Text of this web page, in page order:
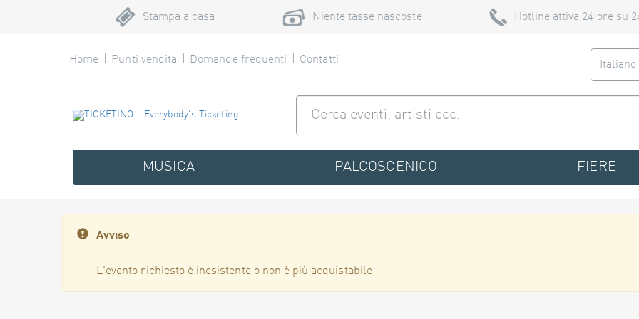
Stampa a casa Niente tasse nascoste Hotline attiva 24 ore su
Home Punti vendita Domande frequenti Contatti Italiano
MUSICA PALCOSCENICO FIERE
Avviso
L'evento richiesto è inesistente o non è più acquistabile